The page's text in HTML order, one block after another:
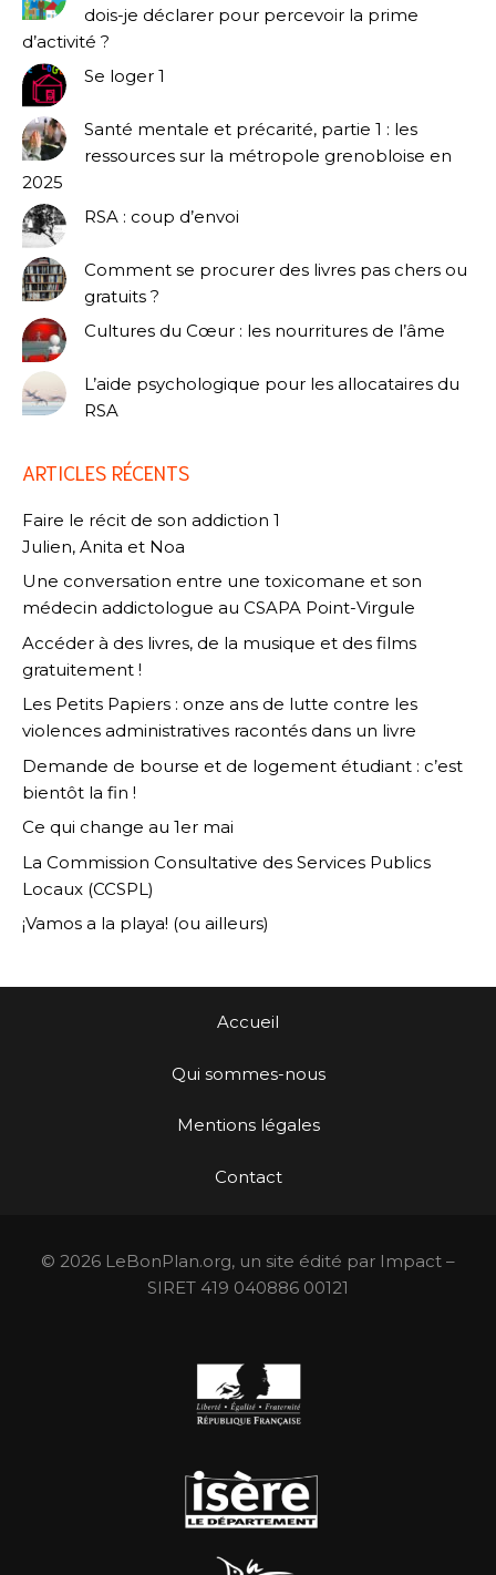
dois-je déclarer pour percevoir la prime
d’activité ?
Se loger 1
Santé mentale et précarité, partie 1 : les
ressources sur la métropole grenobloise en
2025
RSA : coup d’envoi
Comment se procurer des livres pas chers ou
gratuits ?
Cultures du Cœur : les nourritures de l’âme
L’aide psychologique pour les allocataires du
RSA
ARTICLES RÉCENTS
Faire le récit de son addiction 1
Julien, Anita et Noa
Une conversation entre une toxicomane et son
médecin addictologue au CSAPA Point-Virgule
Accéder à des livres, de la musique et des films
gratuitement !
Les Petits Papiers : onze ans de lutte contre les
violences administratives racontés dans un livre
Demande de bourse et de logement étudiant : c’est
bientôt la fin !
Ce qui change au 1er mai
La Commission Consultative des Services Publics
Locaux (CCSPL)
¡Vamos a la playa! (ou ailleurs)
Accueil
Qui sommes-nous
Mentions légales
Contact
© 2026 LeBonPlan.org, un site édité par Impact –
SIRET 419 040886 00121